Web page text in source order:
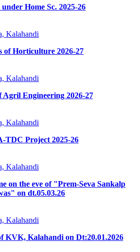
Home Sc. 2025-26
of Horticulture 2026-27
Agril Engineering 2026-27
TDC Project 2025-26
on the eve of "Prem-Seva Sankalp
on dt.05.03.26
KVK, Kalahandi on Dt:20.01.2026